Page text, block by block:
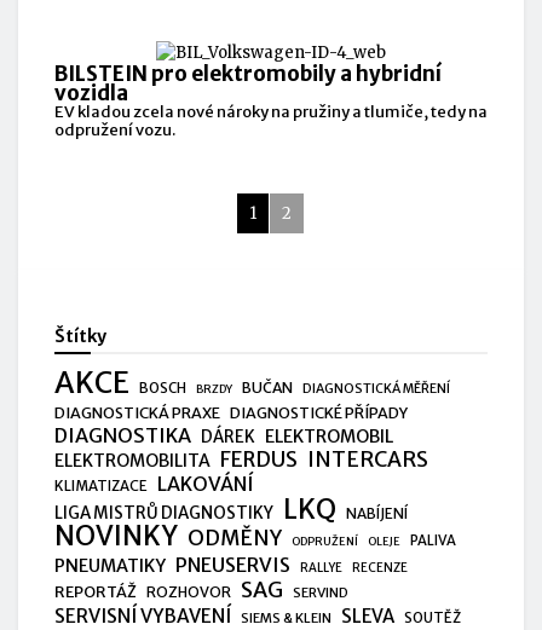
BILSTEIN pro elektromobily a hybridní
vozidla
EV kladou zcela nové nároky na pružiny a tlumiče, tedy na
odpružení vozu.
1 2
Štítky
AKCE BOSCH BRZDY BUČAN DIAGNOSTICKÁ MĚŘENÍ
DIAGNOSTICKÁ PRAXE DIAGNOSTICKÉ PŘÍPADY
DIAGNOSTIKA DÁREK ELEKTROMOBIL
ELEKTROMOBILITA FERDUS INTERCARS
KLIMATIZACE LAKOVÁNÍ
LIGA MISTRŮ DIAGNOSTIKY LKQ NABÍJENÍ
NOVINKY ODMĚNY ODPRUŽENÍ OLEJE PALIVA
PNEUMATIKY PNEUSERVIS RALLYE RECENZE
REPORTÁŽ ROZHOVOR SAG SERVIND
SERVISNÍ VYBAVENÍ SIEMS & KLEIN SLEVA SOUTĚŽ